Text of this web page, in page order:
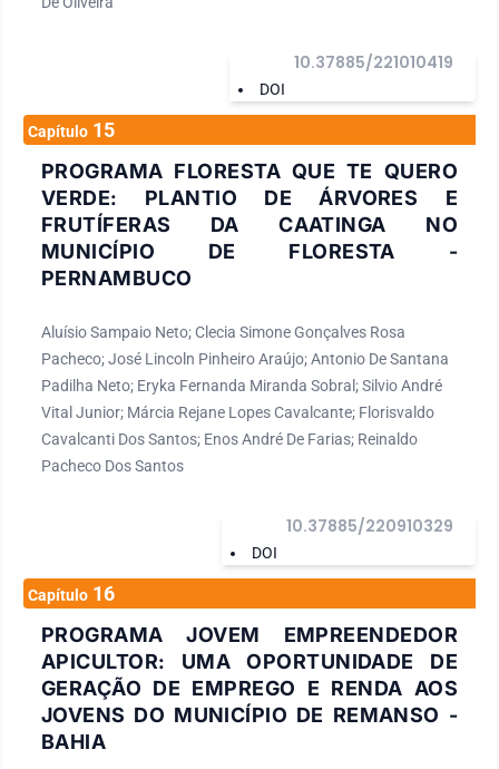
DOI
10.37885/221010419
Capítulo 15
PROGRAMA FLORESTA QUE TE QUERO
VERDE: PLANTIO DE ÁRVORES E
FRUTÍFERAS DA CAATINGA NO
MUNICÍPIO DE FLORESTA -
PERNAMBUCO
Aluísio Sampaio Neto; Clecia Simone Gonçalves Rosa
Pacheco; José Lincoln Pinheiro Araújo; Antonio De Santana
Padilha Neto; Eryka Fernanda Miranda Sobral; Silvio André
Vital Junior; Márcia Rejane Lopes Cavalcante; Florisvaldo
Cavalcanti Dos Santos; Enos André De Farias; Reinaldo
Pacheco Dos Santos
DOI
10.37885/220910329
Capítulo 16
PROGRAMA JOVEM EMPREENDEDOR
APICULTOR: UMA OPORTUNIDADE DE
GERAÇÃO DE EMPREGO E RENDA AOS
JOVENS DO MUNICÍPIO DE REMANSO -
BAHIA